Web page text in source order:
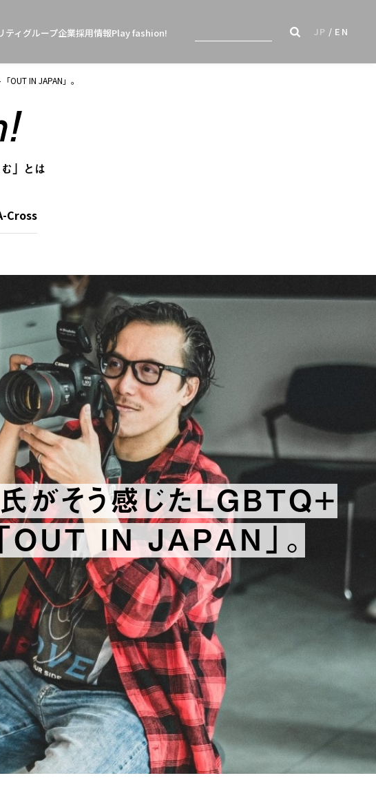
ティ グループ企業採用情報Play fashion! JP EN
IN JAPAN」。
」とは
Cross
氏がそう感じたLGBTQ+
「OUT IN JAPAN」。